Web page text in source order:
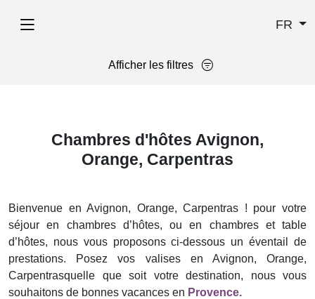
FR
Afficher les filtres
Chambres d'hôtes Avignon,
Orange, Carpentras
Bienvenue en Avignon, Orange, Carpentras ! pour votre
séjour en chambres d’hôtes, ou en chambres et table
d’hôtes, nous vous proposons ci-dessous un éventail de
prestations. Posez vos valises en Avignon, Orange,
Carpentrasquelle que soit votre destination, nous vous
souhaitons de bonnes vacances en Provence.